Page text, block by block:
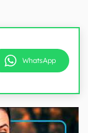
WhatsApp